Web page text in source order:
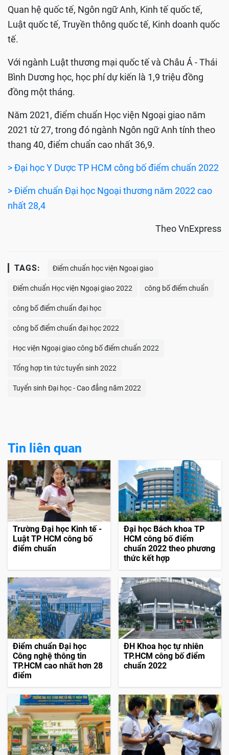
Quan hệ quốc tế, Ngôn ngữ Anh, Kinh tế quốc tế,
Luật quốc tế, Truyền thông quốc tế, Kinh doanh quốc
tế.
Với ngành Luật thương mại quốc tế và Châu Á - Thái
Bình Dương học, học phí dự kiến là 1,9 triệu đồng
đồng một tháng.
Năm 2021, điểm chuẩn Học viện Ngoại giao năm
2021 từ 27, trong đó ngành Ngôn ngữ Anh tính theo
thang 40, điểm chuẩn cao nhất 36,9.
> Đại học Y Dược TP HCM công bố điểm chuẩn 2022
> Điểm chuẩn Đại học Ngoại thương năm 2022 cao
nhất 28,4
Theo VnExpress
TAGS: Điểm chuẩn học viện Ngoại giao
Điểm chuẩn Học viện Ngoại giao 2022 công bố điểm chuẩn
công bố điểm chuẩn đại học
công bố điểm chuẩn đại học 2022
Học viện Ngoại giao công bố điểm chuẩn 2022
Tổng hợp tin tức tuyển sinh 2022
Tuyển sinh Đại học - Cao đẳng năm 2022
Tin liên quan
Trường Đại học Kinh tế -
Luật TP HCM công bố
điểm chuẩn
Đại học Bách khoa TP
HCM công bố điểm
chuẩn 2022 theo phương
thức kết hợp
Điểm chuẩn Đại học
Công nghệ thông tin
TP.HCM cao nhất hơn 28
điểm
ĐH Khoa học tự nhiên
TP.HCM công bố điểm
chuẩn 2022